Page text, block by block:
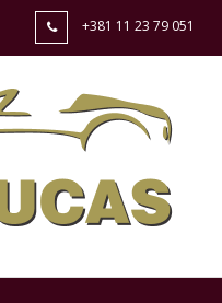
+381 11 23 79 051